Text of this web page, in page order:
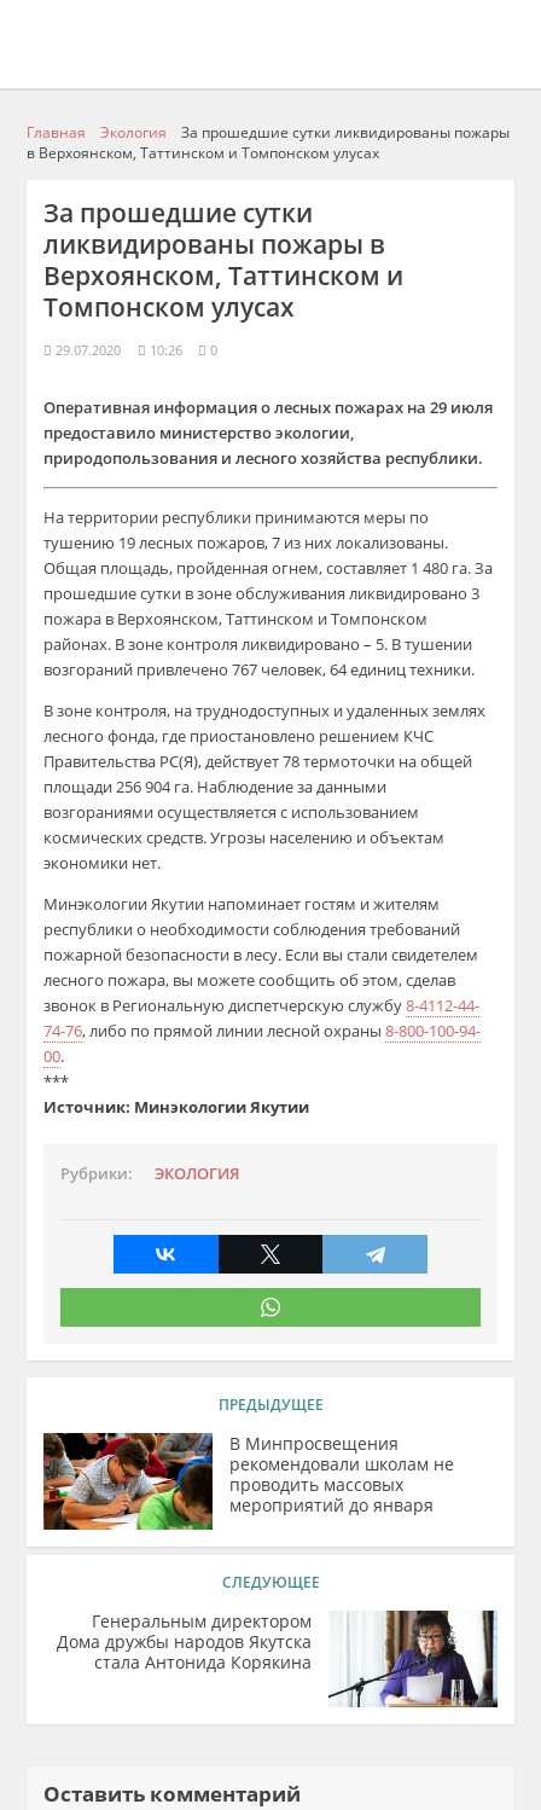
Главная Экология
За прошедшие сутки ликвидированы пожары
в Верхоянском, Таттинском и Томпонском улусах
За прошедшие сутки
ликвидированы пожары в
Верхоянском, Таттинском и
Томпонском улусах
29.07.2020 10:26 0
Оперативная информация о лесных пожарах на 29 июля
предоставило министерство экологии,
природопользования и лесного хозяйства республики.
На территории республики принимаются меры по
тушению 19 лесных пожаров, 7 из них локализованы.
Общая площадь, пройденная огнем, составляет 1 480 га. За
прошедшие сутки в зоне обслуживания ликвидировано 3
пожара в Верхоянском, Таттинском и Томпонском
районах. В зоне контроля ликвидировано – 5. В тушении
возгораний привлечено 767 человек, 64 единиц техники.
В зоне контроля, на труднодоступных и удаленных землях
лесного фонда, где приостановлено решением КЧС
Правительства РС(Я), действует 78 термоточки на общей
площади 256 904 га. Наблюдение за данными
возгораниями осуществляется с использованием
космических средств. Угрозы населению и объектам
экономики нет.
Минэкологии Якутии напоминает гостям и жителям
республики о необходимости соблюдения требований
пожарной безопасности в лесу. Если вы стали свидетелем
лесного пожара, вы можете сообщить об этом, сделав
звонок в Региональную диспетчерскую службу8-4112-44-
74-76, либо по прямой линии лесной охраны8-800-100-94-
00.
***
Источник: Минэкологии Якутии
Рубрики: ЭКОЛОГИЯ
ПРЕДЫДУЩЕЕ
В Минпросвещения
рекомендовали школам не
проводить массовых
мероприятий до января
СЛЕДУЮЩЕЕ
Генеральным директором
Дома дружбы народов Якутска
стала Антонида Корякина
Оставить комментарий